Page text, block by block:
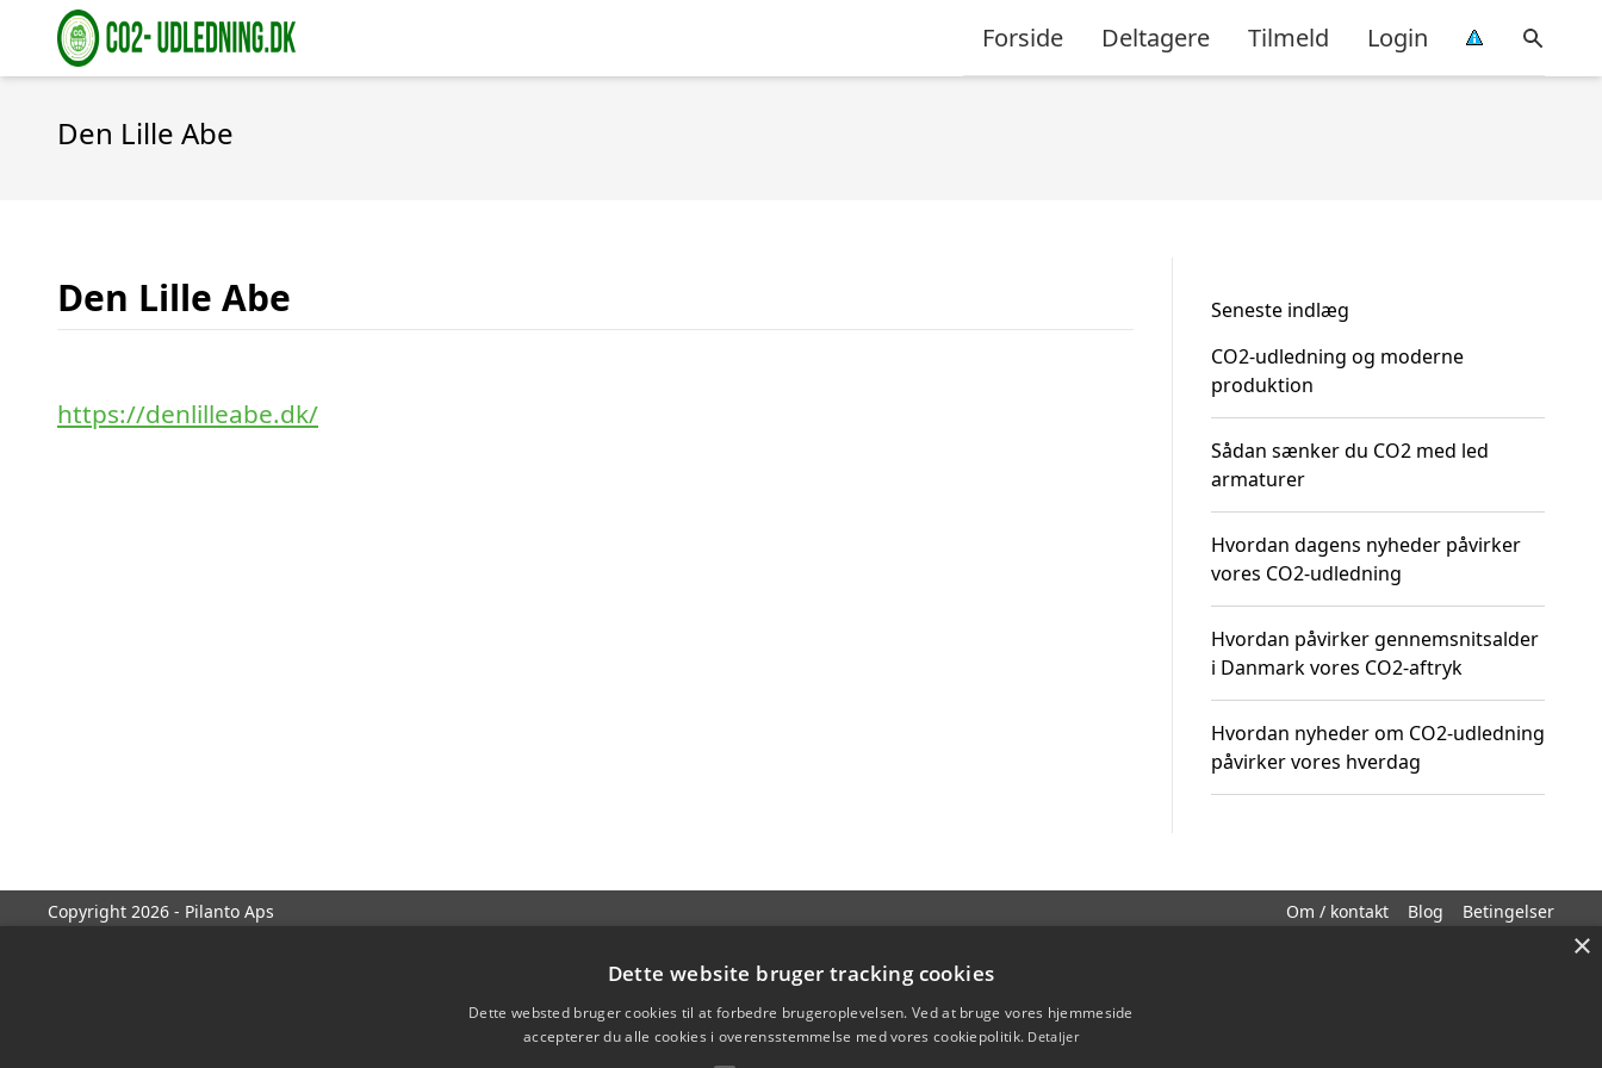
Forside Deltagere Tilmeld Login
Den Lille Abe
Den Lille Abe
https://denlilleabe.dk/
Seneste indlæg
CO2-udledning og moderne
produktion
Sådan sænker du CO2 med led
armaturer
Hvordan dagens nyheder påvirker
vores CO2-udledning
Hvordan påvirker gennemsnitsalder
i Danmark vores CO2-aftryk
Hvordan nyheder om CO2-udledning
påvirker vores hverdag
Copyright 2026 - Pilanto Aps Om / kontakt Blog Betingelser
×
Dette website bruger tracking cookies
Dette websted bruger cookies til at forbedre brugeroplevelsen. Ved at bruge vores hjemmeside
accepterer du alle cookies i overensstemmelse med vores cookiepolitik. Detaljer